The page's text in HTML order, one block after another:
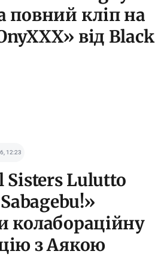
повний кліп на
від Black
12:23
Sisters Lulutto
колабораційну
з Аякою